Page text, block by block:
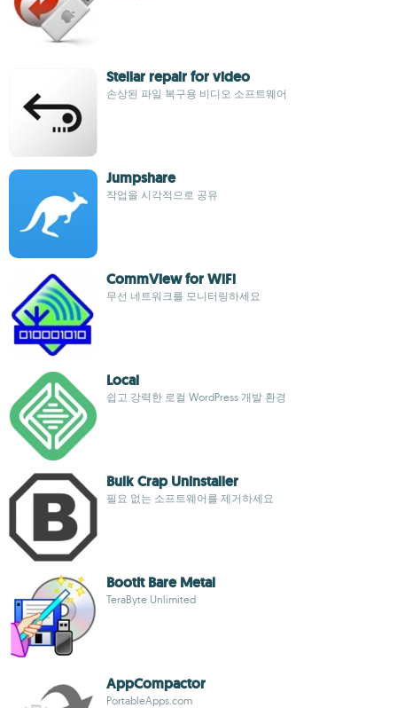
Stellar repair for video
손상된 파일 복구용 비디오 소프트웨어
Jumpshare
작업을 시각적으로 공유
CommView for WiFi
무선 네트워크를 모니터링하세요
Local
쉽고 강력한 로컬 WordPress 개발 환경
Bulk Crap Uninstaller
필요 없는 소프트웨어를 제거하세요
BootIt Bare Metal
TeraByte Unlimited
AppCompactor
PortableApps.com